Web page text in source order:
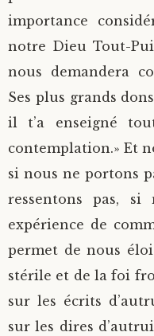
importance
notre Dieu Tout-
nous demandera
Ses plus grands
il t’a enseigné
contemplation.» Et
si nous ne portons
ressentons pas,
expérience de
permet de nous
stérile et de la foi
sur les écrits
sur les dires